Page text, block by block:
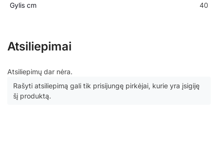
Gylis cm 40
Atsiliepimai
Atsiliepimų dar nėra.
Rašyti atsiliepimą gali tik prisijungę pirkėjai, kurie yra įsigiję
šį produktą.